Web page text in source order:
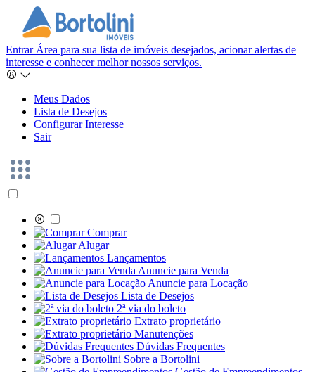
Entrar Área para sua lista de imóveis desejados, acionar alertas de
interesse e conhecer melhor nossos serviços.
Meus Dados
Lista de Desejos
Configurar Interesse
Sair
Comprar
Alugar
Lançamentos
Anuncie para Venda
Anuncie para Locação
Lista de Desejos
2ª via do boleto
Extrato proprietário
Manutenções
Dúvidas Frequentes
Sobre a Bortolini